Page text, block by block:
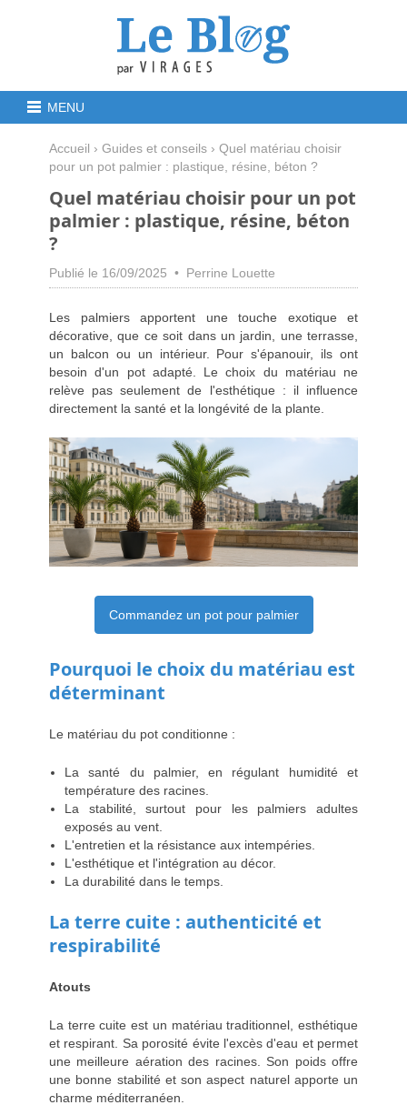
MENU
Accueil › Guides et conseils › Quel matériau choisir
pour un pot palmier : plastique, résine, béton ?
Quel matériau choisir pour un pot
palmier : plastique, résine, béton
?
Publié le 16/09/2025 • Perrine Louette
Les palmiers apportent une touche exotique et
décorative, que ce soit dans un jardin, une terrasse,
un balcon ou un intérieur. Pour s'épanouir, ils ont
besoin d'un pot adapté. Le choix du matériau ne
relève pas seulement de l'esthétique : il influence
directement la santé et la longévité de la plante.
Commandez un pot pour palmier
Pourquoi le choix du matériau est
déterminant
Le matériau du pot conditionne :
La santé du palmier, en régulant humidité et
température des racines.
La stabilité, surtout pour les palmiers adultes
exposés au vent.
L'entretien et la résistance aux intempéries.
L'esthétique et l'intégration au décor.
La durabilité dans le temps.
La terre cuite : authenticité et
respirabilité
Atouts
La terre cuite est un matériau traditionnel, esthétique
et respirant. Sa porosité évite l'excès d'eau et permet
une meilleure aération des racines. Son poids offre
une bonne stabilité et son aspect naturel apporte un
charme méditerranéen.